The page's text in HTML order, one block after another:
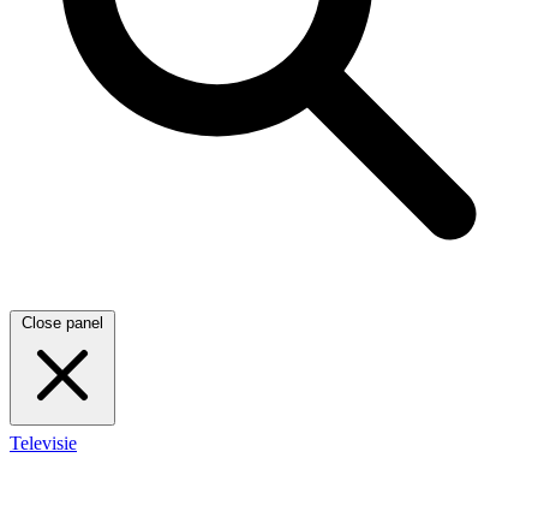
Close panel
Televisie